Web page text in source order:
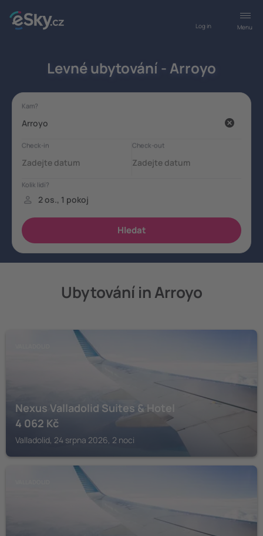
Menu
Log in
Levné ubytování - Arroyo
Ubytování in Arroyo
Nexus Valladolid Suites & Hotel
4 062 Kč
Valladolid, 24 srpna 2026, 2 noci